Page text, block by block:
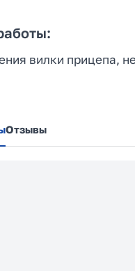
вилки прицепа,
Отзывы